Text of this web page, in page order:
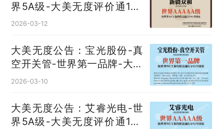
界5A级-大美无度评价通193
国
2026-03-12
大美无度公告：宝光股份-真
空开关管‌-世界第一品牌-大美
无度评价通193国
2026-03-10
大美无度公告：艾睿光电-世
界5A级-大美无度评价通193